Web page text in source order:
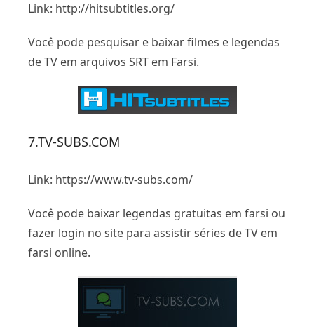
Link: http://hitsubtitles.org/
Você pode pesquisar e baixar filmes e legendas
de TV em arquivos SRT em Farsi.
7.TV-SUBS.COM
Link: https://www.tv-subs.com/
Você pode baixar legendas gratuitas em farsi ou
fazer login no site para assistir séries de TV em
farsi online.